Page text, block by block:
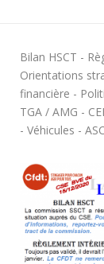
Bilan HSCT -
Orientations
financière -
TGA / AMG -
- Véhicules - ASC